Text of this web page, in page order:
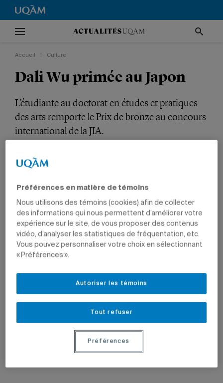
Accueil Culture
Dali Wu primée au Japon
L’étudiante au doctorat en études et pratiques
des arts remporte le Prix de bronze au concours
international de la JIA.
ÉTUDIANTS
Préférences en matière de témoins
Nous utilisons des témoins (cookies) afin de collecter
des informations qui nous permettent d’améliorer votre
expérience sur le site, de vous proposer des contenus
vidéo, d’analyser les statistiques de fréquentation, etc.
Vous pouvez personnaliser votre choix en sélectionnant
« Préférences ».
Tout refuser
Autoriser les témoins
Préférences